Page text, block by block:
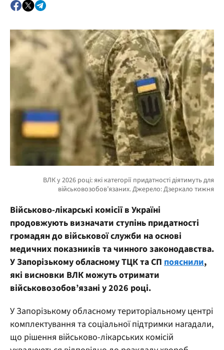
Військово-лікарські комісії в Україні
продовжують визначати ступінь придатності
громадян до військової служби на основі
медичних показників та чинного законодавства.
У Запорізькому обласному ТЦК та СП пояснили,
які висновки ВЛК можуть отримати
військовозобов’язані у 2026 році.
У Запорізькому обласному територіальному центрі
комплектування та соціальної підтримки нагадали,
що рішення військово-лікарських комісій